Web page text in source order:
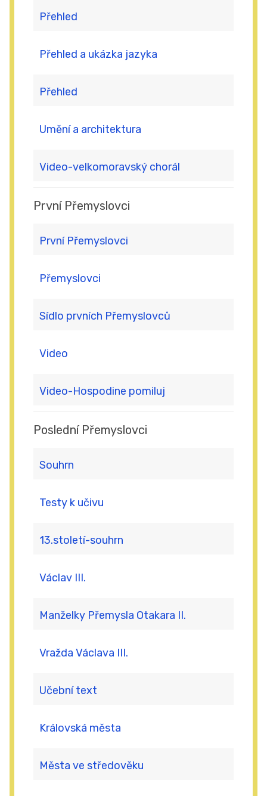
Přehled
Přehled a ukázka jazyka
Přehled
Umění a architektura
Video-velkomoravský chorál
První Přemyslovci
První Přemyslovci
Přemyslovci
Sídlo prvních Přemyslovců
Video
Video-Hospodine pomiluj
Poslední Přemyslovci
Souhrn
Testy k učivu
13.století-souhrn
Václav III.
Manželky Přemysla Otakara II.
Vražda Václava III.
Učební text
Královská města
Města ve středověku